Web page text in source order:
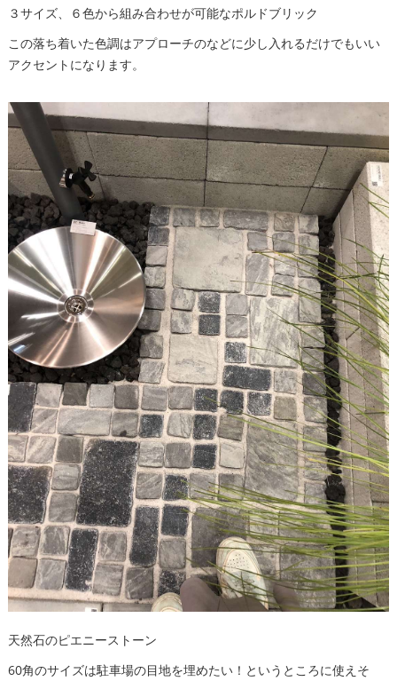
３サイズ、６色から組み合わせが可能なポルドブリック
この落ち着いた色調はアプローチのなどに少し入れるだけでもいい
アクセントになります。
天然石のピエニーストーン
60角のサイズは駐車場の目地を埋めたい！というところに使えそ